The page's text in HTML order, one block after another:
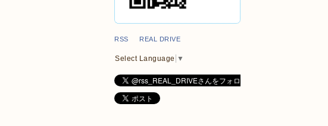
RSS REAL DRIVE
Select Language ▼